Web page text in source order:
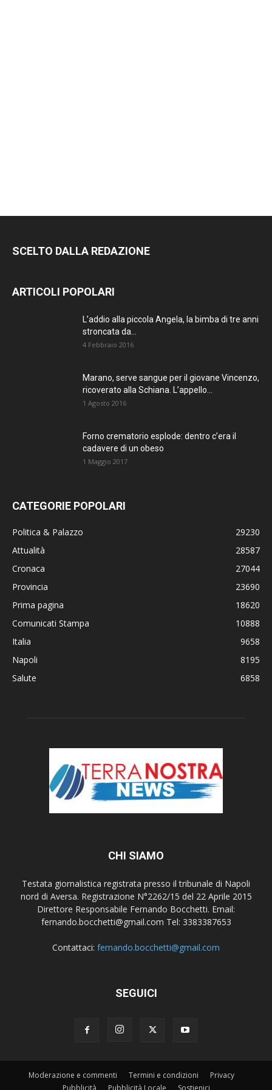
SCELTO DALLA REDAZIONE
ARTICOLI POPOLARI
L’addio alla piccola Angela, la bimba di tre anni
stroncata da...
4 Febbraio 2016
Marano, serve sangue per il giovane Vincenzo,
ricoverato alla Schiana. L’appello...
1 Agosto 2016
Forno crematorio esplode: dentro c’era il
cadavere di un obeso
1 Maggio 2017
CATEGORIE POPOLARI
Politica & Palazzo
29230
Attualità
28587
Cronaca
27044
Provincia
23690
Prima pagina
18620
Comunicati Stampa
10888
Italia
9658
Napoli
8195
Salute
6858
CHI SIAMO
Testata giornalistica registrata presso il tribunale di Napoli
nord di Aversa. Registrazione N°2262/15 del 22 Aprile 2015
Direttore Responsabile Fernando Bocchetti. Email:
fernando.bocchetti@gmail.com Tel: 3383387653
Contattaci: fernando.bocchetti@gmail.com
SEGUICI
Moderazione e commenti Termini e condizioni
Privacy
Pubblicità
Pubblicità Locale Sostienici
RIMANI
AGGIORNATO.
METTI UN
MI PIACE!
TERRANOSTRA NEWS